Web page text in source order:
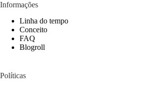
Informações
Linha do tempo
Conceito
FAQ
Blogroll
Políticas